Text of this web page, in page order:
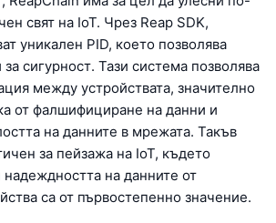
свят на IoT. Чрез Reap SDK,
уникален PID, което позволява
сигурност. Тази система позволява
между устройствата, значително
от фалшифициране на данни и
на данните в мрежата. Такъв
за пейзажа на IoT, където
надеждността на данните от
са от първостепенно значение.